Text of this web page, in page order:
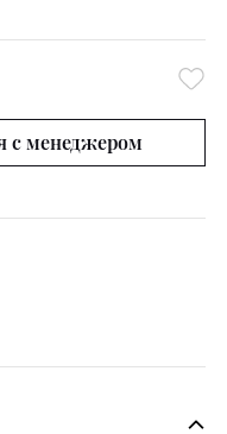
с менеджером